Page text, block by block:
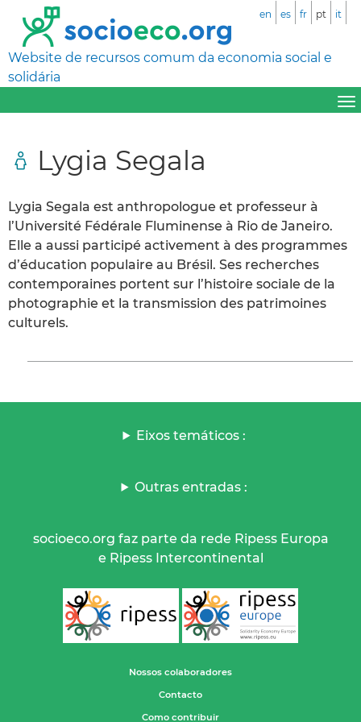
Website de recursos comum da economia social e
solidária
en es fr pt it
Lygia Segala
Lygia Segala est anthropologue et professeur à
l’Université Fédérale Fluminense à Rio de Janeiro.
Elle a aussi participé activement à des programmes
d’éducation populaire au Brésil. Ses recherches
contemporaines portent sur l’histoire sociale de la
photographie et la transmission des patrimoines
culturels.
Eixos temáticos :
Outras entradas :
socioeco.org faz parte da rede Ripess Europa
e Ripess Intercontinental
Nossos colaboradores
Contacto
Como contribuir